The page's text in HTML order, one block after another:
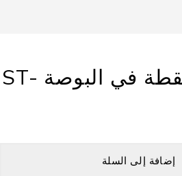
ماوس لافا سلكي 1000 نقطة في البوصة ST-
إضافة إلى السلة